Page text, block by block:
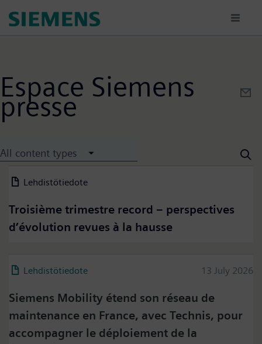
pääsisältöön
Espace Siemens
presse
All content types
Lehdistötiedote
Troisième trimestre record – perspectives
d’évolution revues à la hausse
Lehdistötiedote 13 July 2026
Siemens Mobility étend son réseau de
maintenance en France, avec Technis, pour
accompagner le déploiement de la